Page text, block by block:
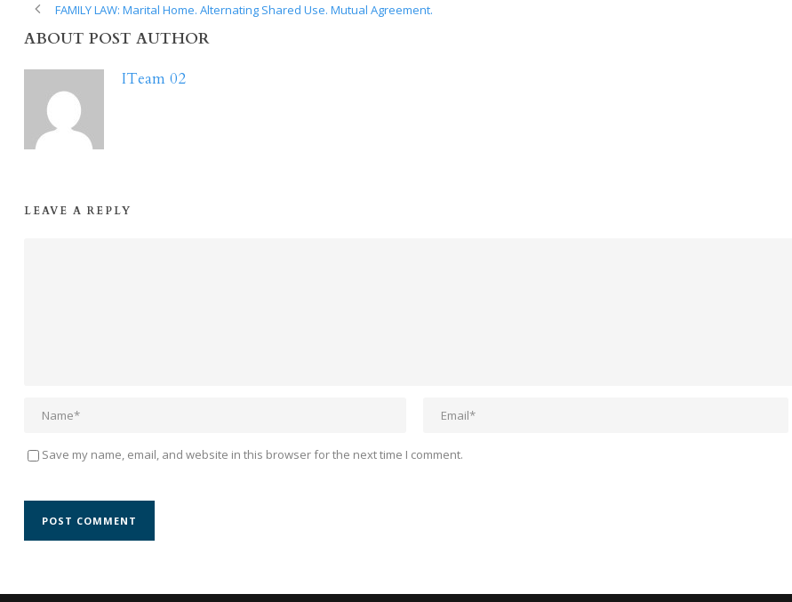
FAMILY LAW: Marital Home. Alternating Shared Use. Mutual Agreement.
ABOUT POST AUTHOR
ITeam 02
LEAVE A REPLY
Save my name, email, and website in this browser for the next time I comment.